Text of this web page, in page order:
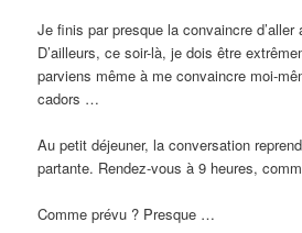
Je finis par presque la convaincre
D’ailleurs, ce soir-là, je dois être
parviens même à me convaincre moi-
cadors …
Au petit déjeuner, la conversation
partante. Rendez-vous à 9 heures,
Comme prévu ? Presque …